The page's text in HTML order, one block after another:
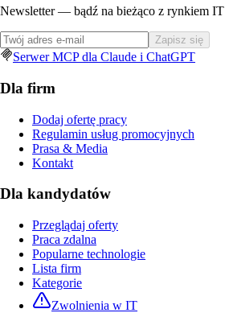
Newsletter — bądź na bieżąco z rynkiem IT
Zapisz się
Serwer MCP dla Claude i ChatGPT
Dla firm
Dodaj ofertę pracy
Regulamin usług promocyjnych
Prasa & Media
Kontakt
Dla kandydatów
Przeglądaj oferty
Praca zdalna
Popularne technologie
Lista firm
Kategorie
Zwolnienia w IT